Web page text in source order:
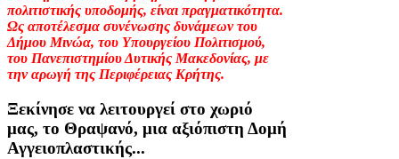
πολιτιστικής υποδομής, είναι πραγματικότητα.
Ως αποτέλεσμα συνένωσης δυνάμεων του
Δήμου Μινώα, του Υπουργείου Πολιτισμού,
του Πανεπιστημίου Δυτικής Μακεδονίας, με
την αρωγή της Περιφέρειας Κρήτης.
Ξεκίνησε να λειτουργεί στο χωριό
μας, το Θραψανό, μια αξιόπιστη Δομή
Αγγειοπλαστικής...